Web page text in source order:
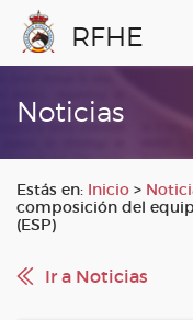
RFHE
Noticias
Estás en: Inicio >
composición del
(ESP)
Ir a Noticias